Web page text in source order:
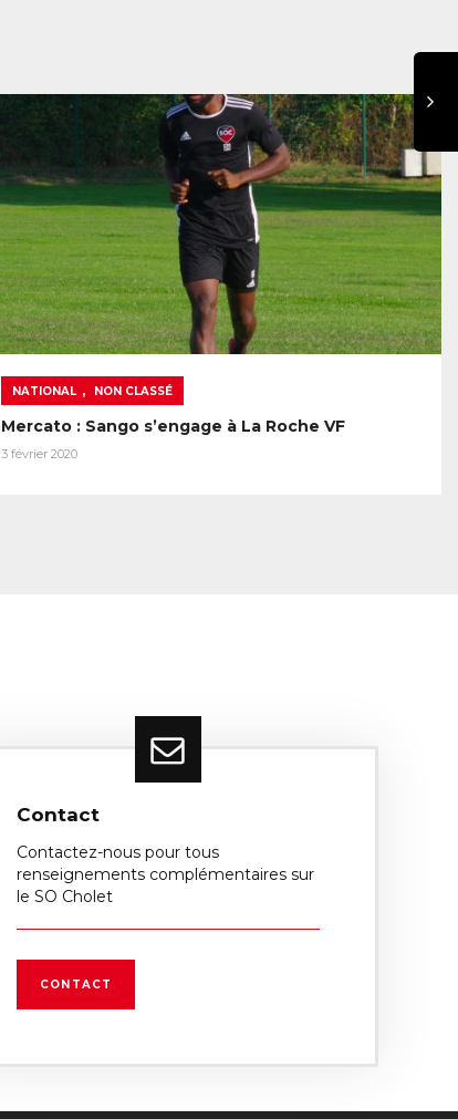
NATIONAL , NON CLASSÉ
Mercato : Sango s’engage à La Roche VF
3 février 2020
Contact
Contactez-nous pour tous
renseignements complémentaires sur
le SO Cholet
CONTACT